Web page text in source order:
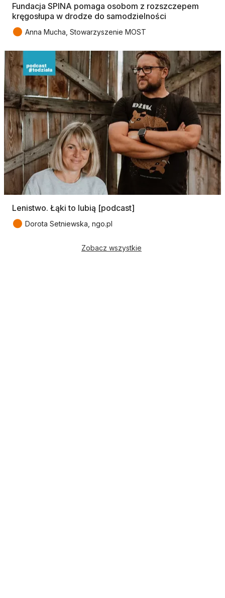
Fundacja SPINA pomaga osobom z rozszczepem
kręgosłupa w drodze do samodzielności
● Anna Mucha, Stowarzyszenie MOST
Lenistwo. Łąki to lubią [podcast]
● Dorota Setniewska, ngo.pl
Zobacz wszystkie